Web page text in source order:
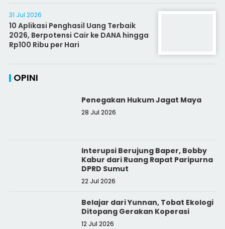
31 Jul 2026
10 Aplikasi Penghasil Uang Terbaik
2026, Berpotensi Cair ke DANA hingga
Rp100 Ribu per Hari
OPINI
Penegakan Hukum Jagat Maya
28 Jul 2026
Interupsi Berujung Baper, Bobby
Kabur dari Ruang Rapat Paripurna
DPRD Sumut
22 Jul 2026
Belajar dari Yunnan, Tobat Ekologi
Ditopang Gerakan Koperasi
12 Jul 2026